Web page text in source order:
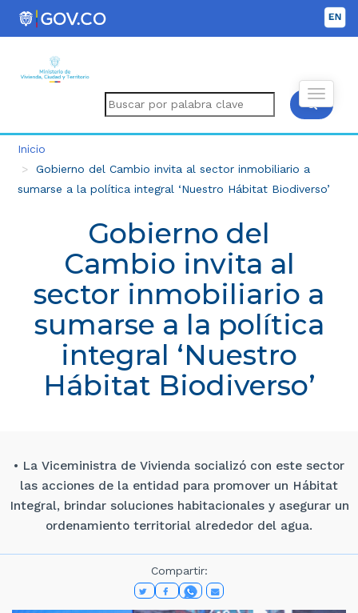
Inicio
Gobierno del Cambio invita al sector inmobiliario a
sumarse a la política integral ‘Nuestro Hábitat Biodiverso’
Gobierno del
Cambio invita al
sector inmobiliario a
sumarse a la política
integral ‘Nuestro
Hábitat Biodiverso’
• La Viceministra de Vivienda socializó con este sector
las acciones de la entidad para promover un Hábitat
Integral, brindar soluciones habitacionales y asegurar un
ordenamiento territorial alrededor del agua.
Compartir: